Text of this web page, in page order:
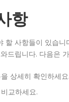
항
할 사항들이 있습
드립니다. 다음은
상세히 확인하세요.
교하세요.